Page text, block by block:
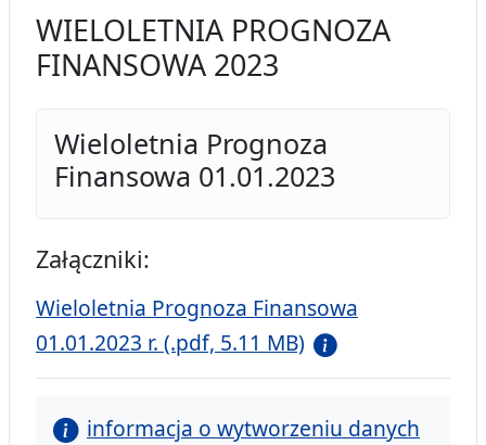
WIELOLETNIA PROGNOZA
FINANSOWA 2023
Wieloletnia Prognoza
Finansowa 01.01.2023
Załączniki:
Wieloletnia Prognoza Finansowa
01.01.2023 r. (.pdf, 5.11 MB)
informacja o wytworzeniu danych